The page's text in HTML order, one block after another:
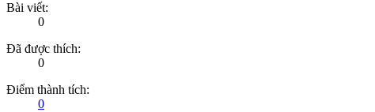
Bài viết:
0
Đã được thích:
0
Điểm thành tích:
0